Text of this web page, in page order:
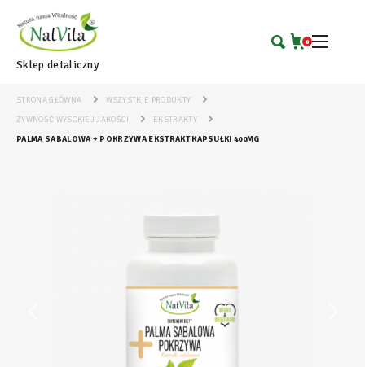
Sklep detaliczny
0
STRONA GŁÓWNA
WSZYSTKIE PRODUKTY
ŻYWNOŚĆ WYSOKIEJ JAKOŚCI
EKSTRAKTY
PALMA SABALOWA + POKRZYWA EKSTRAKT KAPSUŁKI 400MG